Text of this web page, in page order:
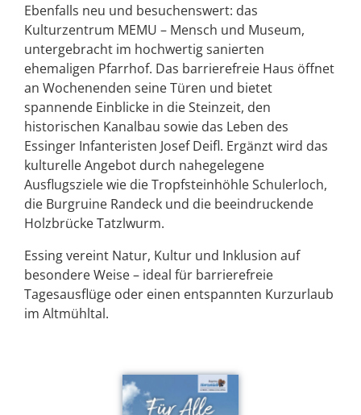
Ebenfalls neu und besuchenswert: das
Kulturzentrum MEMU – Mensch und Museum,
untergebracht im hochwertig sanierten
ehemaligen Pfarrhof. Das barrierefreie Haus öffnet
an Wochenenden seine Türen und bietet
spannende Einblicke in die Steinzeit, den
historischen Kanalbau sowie das Leben des
Essinger Infanteristen Josef Deifl. Ergänzt wird das
kulturelle Angebot durch nahegelegene
Ausflugsziele wie die Tropfsteinhöhle Schulerloch,
die Burgruine Randeck und die beeindruckende
Holzbrücke Tatzlwurm.
Essing vereint Natur, Kultur und Inklusion auf
besondere Weise – ideal für barrierefreie
Tagesausflüge oder einen entspannten Kurzurlaub
im Altmühltal.